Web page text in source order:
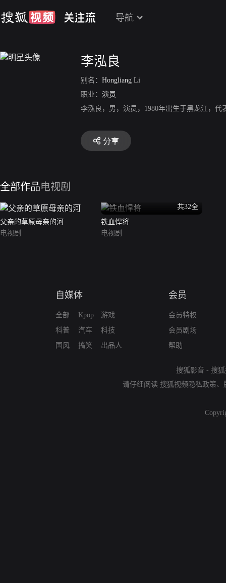
导航
李泓良
别名： Hongliang Li
职业： 演员
李泓良，男，演员，1980年出生于黑龙江，
分享
全部作品电视剧
父亲的草原母亲的河
电视剧
共32全
铁血悍将
电视剧
自媒体
全部
科普
国风
Kpop
汽车
搞笑
游戏
科技
出品人
会员
会员特权
会员剧场
帮助
搜狐影音 - 搜
请仔细阅读 搜狐视频隐私政策、